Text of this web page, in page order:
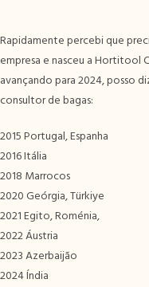
Rapidamente percebi que
empresa e nasceu a Hortitool
avançando para 2024, posso
consultor de bagas:
2015 Portugal, Espanha
2016 Itália
2018 Marrocos
2020 Geórgia, Türkiye
2021 Egito, Roménia,
2022 Áustria
2023 Azerbaijão
2024 Índia